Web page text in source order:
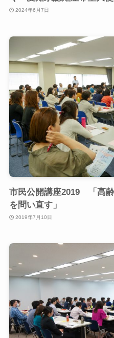
2024年6月7日
市民公開講座2019 「高
を問い直す」
2019年7月10日